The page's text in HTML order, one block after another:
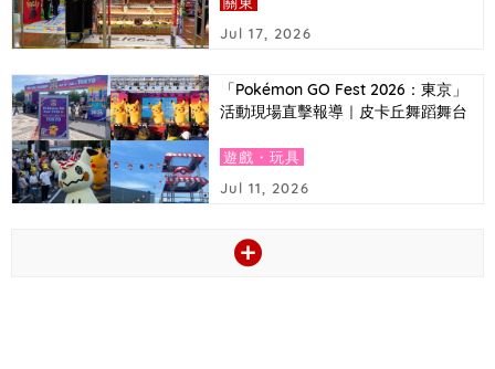
Jul 17, 2026
「Pokémon GO Fest 2026：東京」
活動現場直擊報導｜皮卡丘舞蹈舞台
遊戲・玩具
Jul 11, 2026